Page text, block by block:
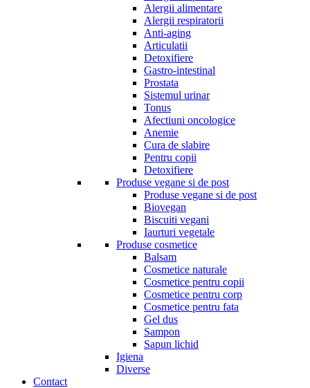
Alergii alimentare
Alergii respiratorii
Anti-aging
Articulatii
Detoxifiere
Gastro-intestinal
Prostata
Sistemul urinar
Tonus
Afectiuni oncologice
Anemie
Cura de slabire
Pentru copii
Detoxifiere
Produse vegane si de post
Produse vegane si de post
Biovegan
Biscuiti vegani
Iaurturi vegetale
Produse cosmetice
Balsam
Cosmetice naturale
Cosmetice pentru copii
Cosmetice pentru corp
Cosmetice pentru fata
Gel dus
Sampon
Sapun lichid
Igiena
Diverse
Contact